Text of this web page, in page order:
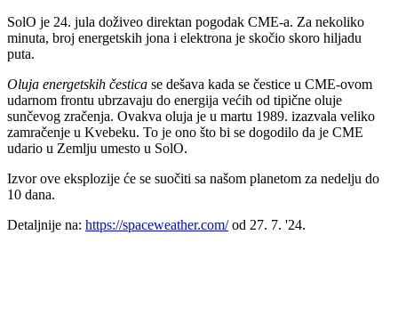
SolO je 24. jula doživeo direktan pogodak CME-a. Za nekoliko
minuta, broj energetskih jona i elektrona je skočio skoro hiljadu
puta.
Oluja energetskih čestica se dešava kada se čestice u CME-ovom
udarnom frontu ubrzavaju do energija većih od tipične oluje
sunčevog zračenja. Ovakva oluja je u martu 1989. izazvala veliko
zamračenje u Kvebeku. To je ono što bi se dogodilo da je CME
udario u Zemlju umesto u SolO.
Izvor ove eksplozije će se suočiti sa našom planetom za nedelju do
10 dana.
Detaljnije na: https://spaceweather.com/od 27. 7. '24.